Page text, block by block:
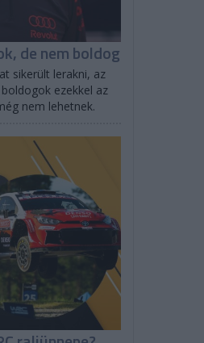
de nem boldog
sikerült lerakni, az
ezekkel az
nem lehetnek.